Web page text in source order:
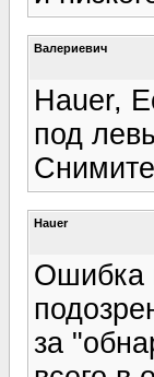
Валериевич
Hauer,
под
Hauer
Ошибка
за